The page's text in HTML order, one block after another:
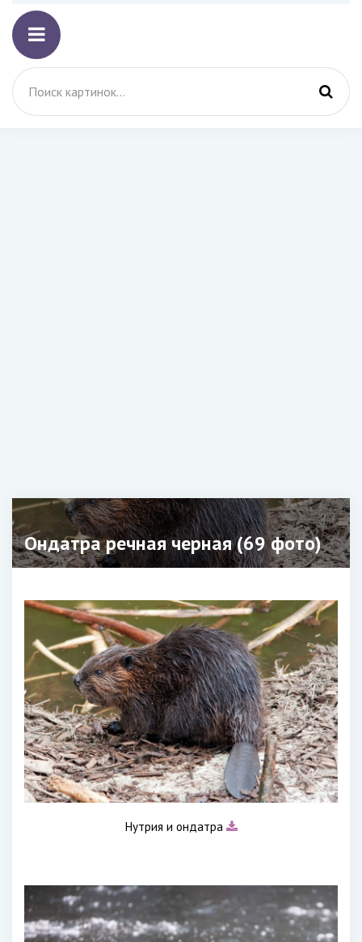
Ондатра речная черная (69 фото)
Нутрия и ондатра